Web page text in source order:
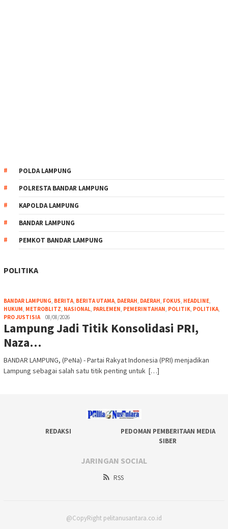
POLDA LAMPUNG
POLRESTA BANDAR LAMPUNG
KAPOLDA LAMPUNG
BANDAR LAMPUNG
PEMKOT BANDAR LAMPUNG
POLITIKA
BANDAR LAMPUNG BERITA BERITA UTAMA DAERAH DAERAH FOKUS HEADLINE
HUKUM METROBLITZ NASIONAL PARLEMEN PEMERINTAHAN POLITIK POLITIKA
PRO JUSTISIA
08/08/2026
Lampung Jadi Titik Konsolidasi PRI,
Naza…
BANDAR LAMPUNG, (PeNa) - Partai Rakyat Indonesia (PRI) menjadikan
Lampung sebagai salah satu titik penting untuk […]
REDAKSI
PEDOMAN PEMBERITAAN MEDIA
SIBER
JARINGAN SOCIAL
RSS
@CopyRight pelitanusantara.co.id